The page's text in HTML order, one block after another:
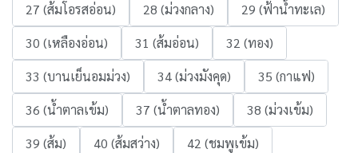
27 (ส้มโอรสอ่อน)
28 (ม่วงกลาง)
29 (ฟ้าน้ำทะเล)
30 (เหลืองอ่อน)
31 (ส้มอ่อน)
32 (ทอง)
33 (บานเย็นอมม่วง)
34 (ม่วงมังคุด)
35 (กาแฟ)
36 (น้ำตาลเข้ม)
37 (น้ำตาลทอง)
38 (ม่วงเข้ม)
39 (ส้ม)
40 (ส้มสว่าง)
42 (ชมพูเข้ม)